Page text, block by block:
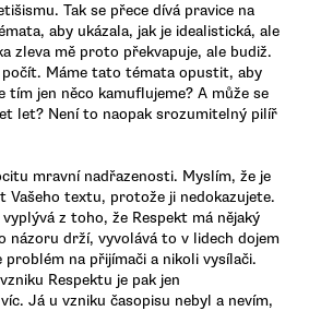
Tak se přece dívá pravice na
aby ukázala, jak je idealistická, ale
zleva mě proto překvapuje, ale budiž.
Máme tato témata opustit, aby
tím jen něco kamuflujeme? A může se
let? Není to naopak srozumitelný pilíř
mravní nadřazenosti. Myslím, že je
Vašeho textu, protože ji nedokazujete.
z toho, že Respekt má nějaký
názoru drží, vyvolává to v lidech dojem
problém na přijímači a nikoli vysílači.
Respektu je pak jen
Já u vzniku časopisu nebyl a nevím,